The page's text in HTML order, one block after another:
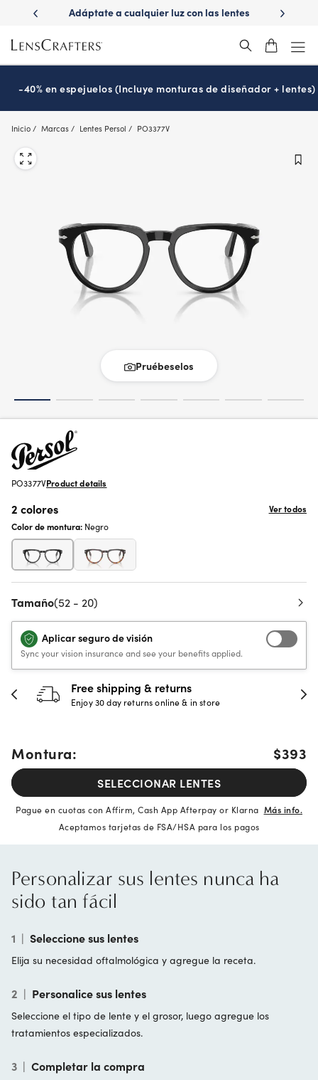
main
content
con
Adáptate a cualquier luz con las lentes
¿Es
-40% en espejuelos (Incluye monturas de diseñador + lentes)
Inicio Marcas Lentes Persol PO3377V
Pruébeselos
PO3377VProduct details
2 colores
Ver todos
Color de montura: Negro
Tamaño(52 - 20)
Aplicar seguro de visión
Sync your vision insurance and see your benefits applied.
Free shipping & returns
Enjoy 30 day returns online & in store
Montura: $393
SELECCIONAR LENTES
Pague en cuotas con Affirm, Cash App Afterpay or Klarna Más info.
Aceptamos tarjetas de FSA/HSA para los pagos
Personalizar sus lentes nunca ha
sido tan fácil
1 | Seleccione sus lentes
Elija su necesidad oftalmológica y agregue la receta.
2 | Personalice sus lentes
Seleccione el tipo de lente y el grosor, luego agregue los
tratamientos especializados.
3 | Completar la compra